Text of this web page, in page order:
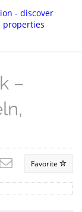
Favorite